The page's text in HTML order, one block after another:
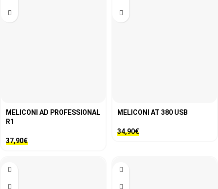
MELICONI AD PROFESSIONAL
R1
37,90€
MELICONI AT 380 USB
34,90€